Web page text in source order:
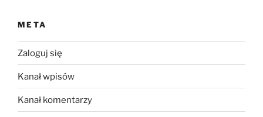
META
Zaloguj się
Kanał wpisów
Kanał komentarzy